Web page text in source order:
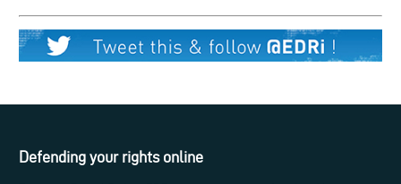
Defending your rights online